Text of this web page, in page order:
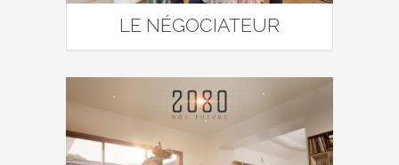
LE NÉGOCIATEUR